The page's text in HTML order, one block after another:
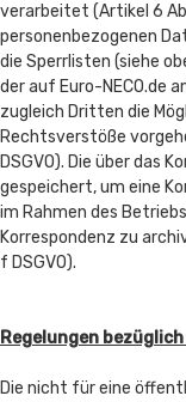
verarbeitet (Artikel 6
personenbezogenen
die Sperrlisten (siehe
der auf Euro-NECO.de
zugleich Dritten die
Rechtsverstöße
DSGVO). Die über das
gespeichert, um eine
im Rahmen des
Korrespondenz zu
f DSGVO).
Regelungen
Die nicht für eine